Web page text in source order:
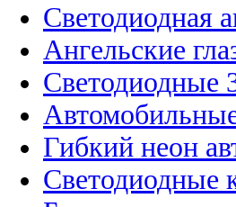
Светодиодная
Ангельские
Светодиодные
Гибкий неон
Светодиодные